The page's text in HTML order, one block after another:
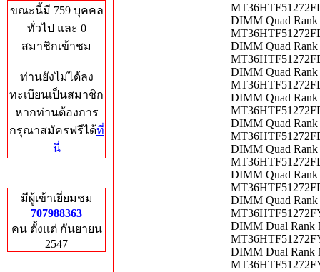
ขณะนี้มี 759 บุคคล
ทั่วไป และ 0
สมาชิกเข้าชม
ท่านยังไม่ได้ลง
ทะเบียนเป็นสมาชิก
หากท่านต้องการ
กรุณาสมัครฟรีได้ที่
นี่
มีผู้เข้าเยี่ยมชม
707988363
คน ตั้งแต่ กันยายน
2547
DIMM Quad
DIMM Quad
DIMM Quad
DIMM Quad
DIMM Quad
DIMM Quad
DIMM Quad
DIMM Quad
DIMM Dual Rank
DIMM Dual Rank